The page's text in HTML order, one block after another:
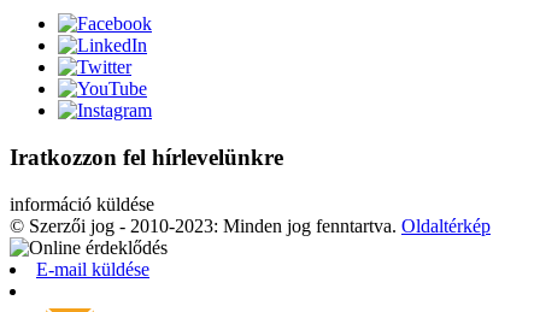
Iratkozzon fel hírlevelünkre
információ küldése
© Szerzői jog - 2010-2023: Minden jog fenntartva. Oldaltérkép
E-mail küldése